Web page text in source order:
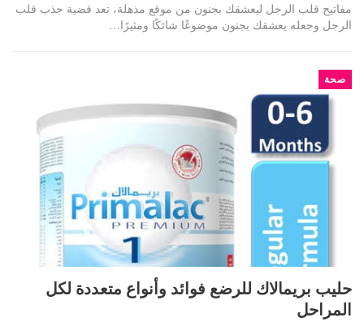
مفاتيح قلب الرجل ليعشقك بجنون من موقع مذهلة، تعد قضية جذب قلب
الرجل وجعله يعشقك بجنون موضوعًا شائكًا ومثيرًا…
صحة
حليب بريمالاك للرضع فوائد وأنواع متعددة لكل
المراحل